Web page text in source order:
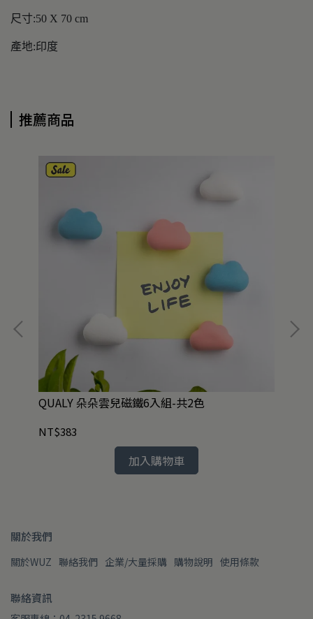
尺寸:50 X 70 cm
產地:印度
推薦商品
QUALY 朵朵雲兒磁鐵6入組-共2色
NT$383
加入購物車
關於我們
關於WUZ 聯絡我們 企業/大量採購 購物說明 使用條款
聯絡資訊